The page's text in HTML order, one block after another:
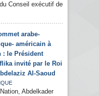
Conseil exécutif de
arabe-
américain à
: le Président
invité par le Roi
Al-Saoud
Abdelkader